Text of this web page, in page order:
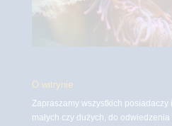
O witrynie
Zapraszamy wszystkich posiadaczy
małych czy dużych, do